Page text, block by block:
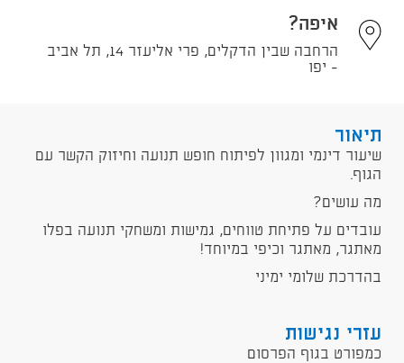
איפה?
הרחבה שבין הדקלים, פרי אליעזר 14, תל אביב
- יפו
תיאור
שיעור דינמי ומגוון לפיתוח חופש תנועה וחיזוק הקשר עם
הגוף.
מה עושים?
עובדים על פתיחת טווחים, גמישות ומשחקי תנועה בפלו
מאתגר, מאתגר וכיפי במיוחד!
בהדרכת שלומי ימיני
עזרי נגישות
כמפורט בגוף הפרסום